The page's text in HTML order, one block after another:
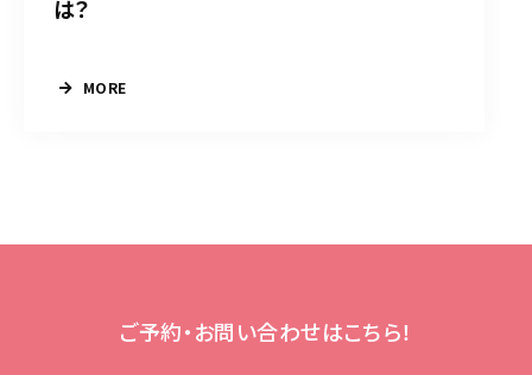
は？
MORE
ご予約・お問い合わせはこちら！